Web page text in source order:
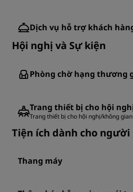
Dịch vụ hỗ trợ khách
Hội nghị và Sự kiện
Phòng chờ hạng thương
Trang thiết bị cho hội
Trang thiết bị cho hội nghị/không
Tiện ích dành cho
Thang máy